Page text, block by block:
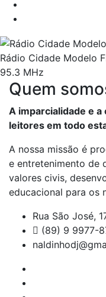
Rádio Cidade Modelo
95.3 MHz
Quem
A imparcialidade e
leitores em todo
A nossa missão é
e entretenimento de
valores civis,
educacional para os
Rua São José,
(89) 9 9977-